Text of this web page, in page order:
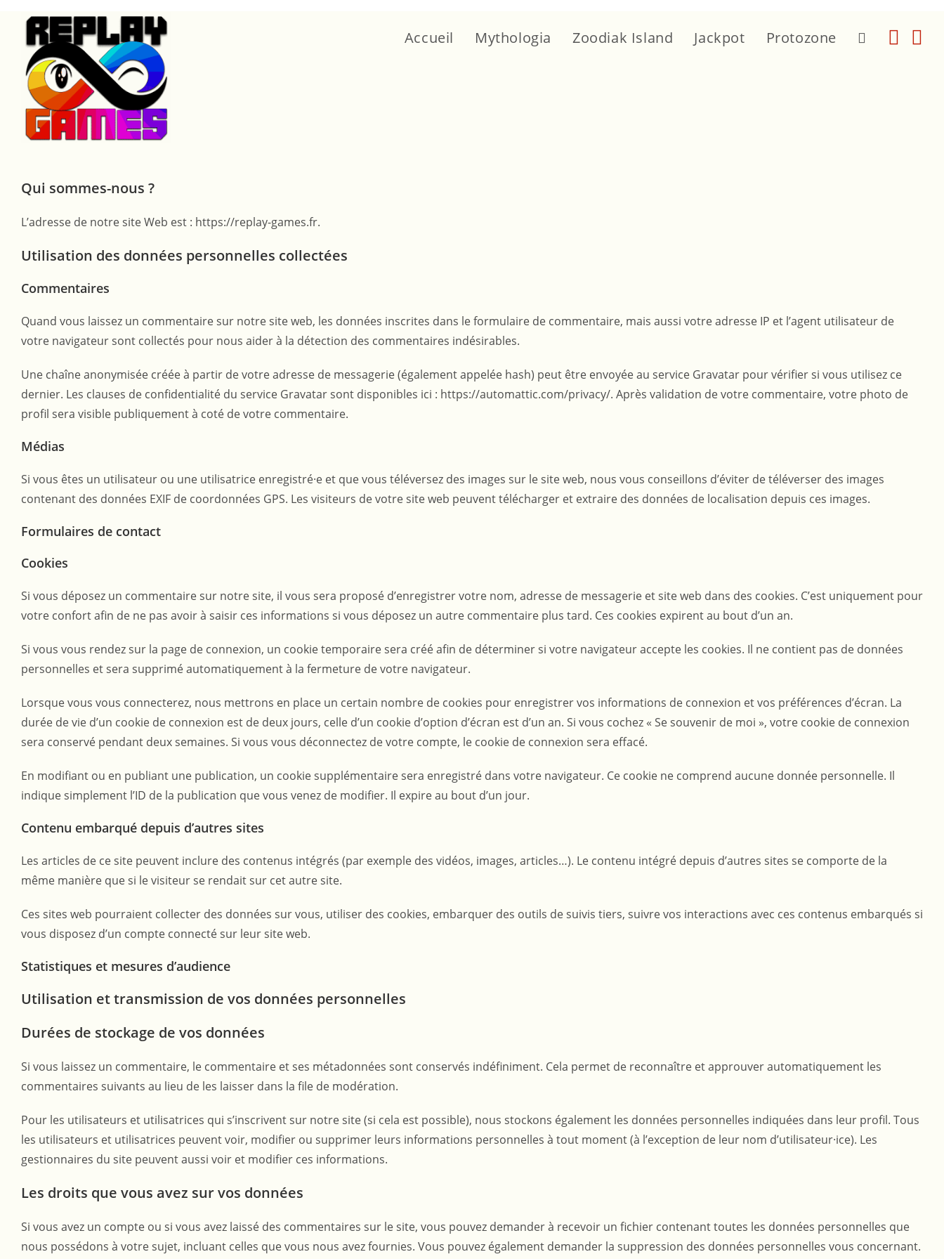
content
Accueil Mythologia Zoodiak Island Jackpot Protozone Toggle
Qui sommes-nous ?
L’adresse de notre site Web est : https://replay-games.fr.
Utilisation des données personnelles collectées
Commentaires
Quand vous laissez un commentaire sur notre site web, les données inscrites dans le formulaire de commentaire, mais aussi votre adresse IP et l’agent utilisateur de
votre navigateur sont collectés pour nous aider à la détection des commentaires indésirables.
Une chaîne anonymisée créée à partir de votre adresse de messagerie (également appelée hash) peut être envoyée au service Gravatar pour vérifier si vous utilisez ce
dernier. Les clauses de confidentialité du service Gravatar sont disponibles ici : https://automattic.com/privacy/. Après validation de votre commentaire, votre photo de
profil sera visible publiquement à coté de votre commentaire.
Médias
Si vous êtes un utilisateur ou une utilisatrice enregistré·e et que vous téléversez des images sur le site web, nous vous conseillons d’éviter de téléverser des images
contenant des données EXIF de coordonnées GPS. Les visiteurs de votre site web peuvent télécharger et extraire des données de localisation depuis ces images.
Formulaires de contact
Cookies
Si vous déposez un commentaire sur notre site, il vous sera proposé d’enregistrer votre nom, adresse de messagerie et site web dans des cookies. C’est uniquement pour
votre confort afin de ne pas avoir à saisir ces informations si vous déposez un autre commentaire plus tard. Ces cookies expirent au bout d’un an.
Si vous vous rendez sur la page de connexion, un cookie temporaire sera créé afin de déterminer si votre navigateur accepte les cookies. Il ne contient pas de données
personnelles et sera supprimé automatiquement à la fermeture de votre navigateur.
Lorsque vous vous connecterez, nous mettrons en place un certain nombre de cookies pour enregistrer vos informations de connexion et vos préférences d’écran. La
durée de vie d’un cookie de connexion est de deux jours, celle d’un cookie d’option d’écran est d’un an. Si vous cochez « Se souvenir de moi », votre cookie de connexion
sera conservé pendant deux semaines. Si vous vous déconnectez de votre compte, le cookie de connexion sera effacé.
En modifiant ou en publiant une publication, un cookie supplémentaire sera enregistré dans votre navigateur. Ce cookie ne comprend aucune donnée personnelle. Il
indique simplement l’ID de la publication que vous venez de modifier. Il expire au bout d’un jour.
Contenu embarqué depuis d’autres sites
Les articles de ce site peuvent inclure des contenus intégrés (par exemple des vidéos, images, articles…). Le contenu intégré depuis d’autres sites se comporte de la
même manière que si le visiteur se rendait sur cet autre site.
Ces sites web pourraient collecter des données sur vous, utiliser des cookies, embarquer des outils de suivis tiers, suivre vos interactions avec ces contenus embarqués si
vous disposez d’un compte connecté sur leur site web.
Statistiques et mesures d’audience
Utilisation et transmission de vos données personnelles
Durées de stockage de vos données
Si vous laissez un commentaire, le commentaire et ses métadonnées sont conservés indéfiniment. Cela permet de reconnaître et approuver automatiquement les
commentaires suivants au lieu de les laisser dans la file de modération.
Pour les utilisateurs et utilisatrices qui s’inscrivent sur notre site (si cela est possible), nous stockons également les données personnelles indiquées dans leur profil. Tous
les utilisateurs et utilisatrices peuvent voir, modifier ou supprimer leurs informations personnelles à tout moment (à l’exception de leur nom d’utilisateur·ice). Les
gestionnaires du site peuvent aussi voir et modifier ces informations.
Les droits que vous avez sur vos données
Si vous avez un compte ou si vous avez laissé des commentaires sur le site, vous pouvez demander à recevoir un fichier contenant toutes les données personnelles que
nous possédons à votre sujet, incluant celles que vous nous avez fournies. Vous pouvez également demander la suppression des données personnelles vous concernant.